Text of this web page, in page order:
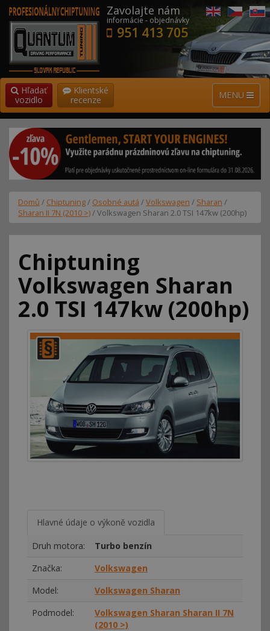
Zavolajte nám
informácie - objednávky
951 413 705
MENU
Hľadať
vozidlo
Klientské
recenze
Domů / Chiptuning/ Osobné autá /Volkswagen / Sharan /
Sharan II 7N (2010 >)/ Volkswagen Sharan 2.0 TSI 147kw (200hp)
Chiptuning
Volkswagen Sharan
2.0 TSI 147kw (200hp)
Hlavné údaje o výkoně vozidla
Druh motora:
Turbo benzín
Značka:
Volkswagen
Model:
Volkswagen Sharan
Podmodel:
Volkswagen Sharan Sharan II 7N
(2010 >)